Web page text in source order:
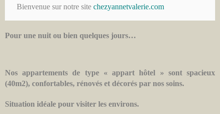
Bienvenue sur notre site chezyannetvalerie.com
Pour une nuit ou bien quelques jours…
Nos appartements de type « appart hôtel » sont spacieux
(40m2), confortables, rénovés et décorés par nos soins.
Situation idéale pour visiter les environs.